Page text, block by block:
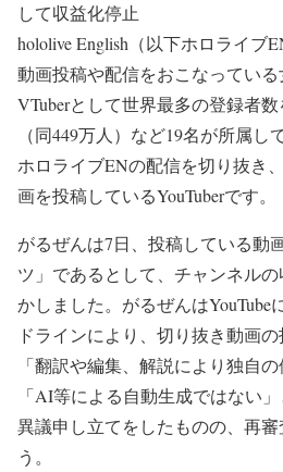
して収益化停止
hololive English（以下ホロライブ
動画投稿や配信をおこなっている
VTuberとして世界最多の登録者
（同449万人）など19名が所属し
ホロライブENの配信を切り抜き
画を投稿しているYouTuberです。
がるぜんは7日、投稿している動
ツ」であるとして、チャンネル
かしました。がるぜんはYouTube
ドラインにより、切り抜き動画
「翻訳や編集、解説により独自
「AI等による自動生成ではない
異議申し立てをしたものの、再
う。